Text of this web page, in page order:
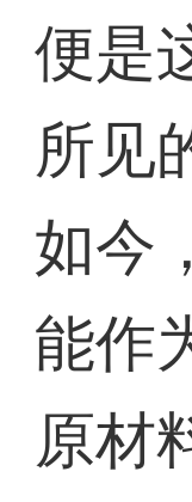
便是
所见
如今
能作
原材